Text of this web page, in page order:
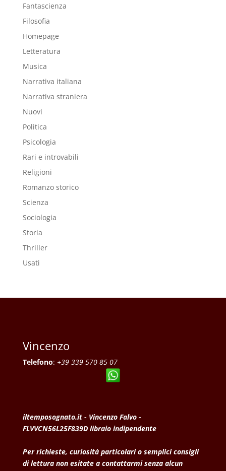
Fantascienza
Filosofia
Homepage
Letteratura
Musica
Narrativa italiana
Narrativa straniera
Nuovi
Politica
Psicologia
Rari e introvabili
Religioni
Romanzo storico
Scienza
Sociologia
Storia
Thriller
Usati
Vincenzo
Telefono: +39 339 570 85 07
iltemposognato.it - Vincenzo Falvo -
FLVVCN56L25F839D libraio indipendente
Per richieste, curiosità particolari o semplici consigli
di lettura non esitate a contattarmi senza alcun